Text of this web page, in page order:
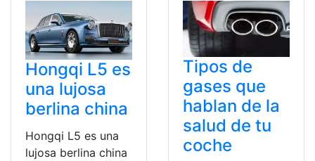
Hongqi L5 es
una lujosa
berlina china
Hongqi L5 es una
lujosa berlina china
Tipos de
gases que
hablan de la
salud de tu
coche